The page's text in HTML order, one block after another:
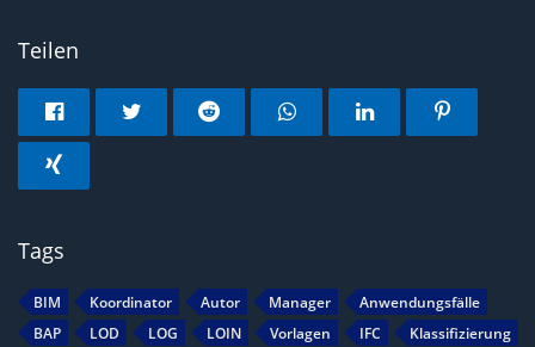
Teilen
Tags
BIM Koordinator Autor Manager
Anwendungsfälle
BAP
LOD LOG LOIN Vorlagen IFC
Klassifizierung